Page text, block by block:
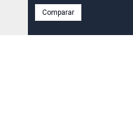
Comparar